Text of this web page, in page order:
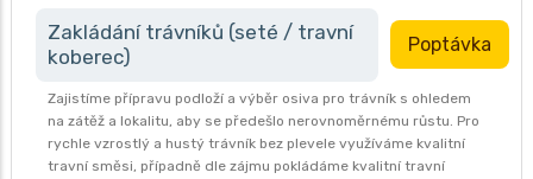
Zakládání trávníků (seté / travní
koberec)
Poptávka
Zajistíme přípravu podloží a výběr osiva pro trávník s ohledem
na zátěž a lokalitu, aby se předešlo nerovnoměrnému růstu. Pro
rychle vzrostlý a hustý trávník bez plevele využíváme kvalitní
travní směsi, případně dle zájmu pokládáme kvalitní travní